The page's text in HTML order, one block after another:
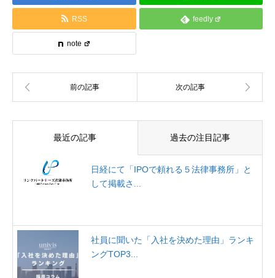
RSS feedly
note
最近の記事 過去の注目記事
日経にて「IPOで頼れる５法律事務所」と
して掲載さ...
社員に聞いた「入社を決めた理由」ランキ
ングTOP3...